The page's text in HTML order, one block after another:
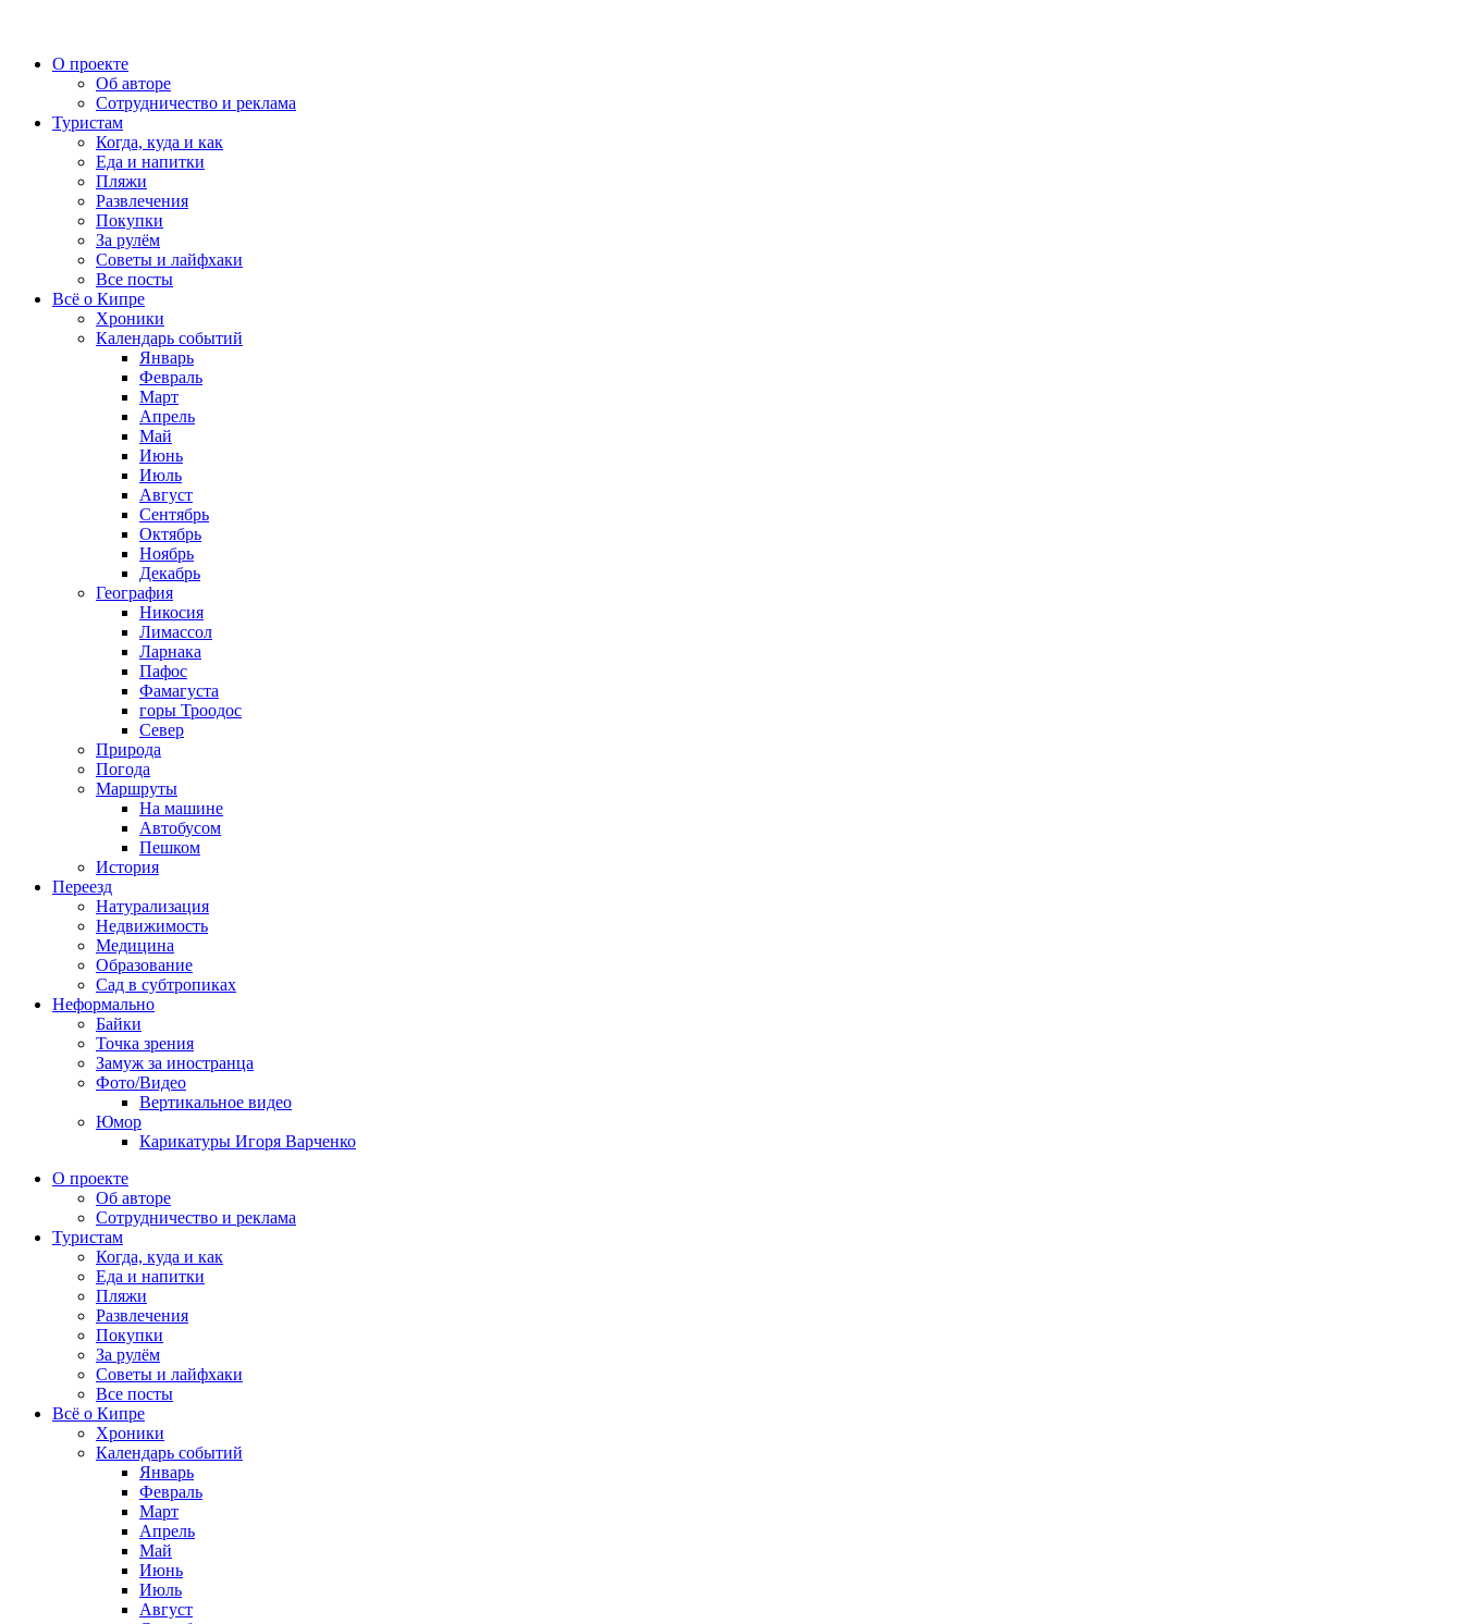
О проекте
Об авторе
Сотрудничество и реклама
Туристам
Когда, куда и как
Еда и напитки
Пляжи
Развлечения
Покупки
За рулём
Советы и лайфхаки
Все посты
Всё о Кипре
Хроники
Календарь событий
Январь
Февраль
Март
Апрель
Май
Июнь
Июль
Август
Сентябрь
Октябрь
Ноябрь
Декабрь
География
Никосия
Лимассол
Ларнака
Пафос
Фамагуста
горы Троодос
Север
Природа
Погода
Маршруты
На машине
Автобусом
Пешком
История
Переезд
Натурализация
Недвижимость
Медицина
Образование
Сад в субтропиках
Неформально
Байки
Точка зрения
Замуж за иностранца
Фото/Видео
Вертикальное видео
Юмор
Карикатуры Игоря Варченко
О проекте
Об авторе
Сотрудничество и реклама
Туристам
Когда, куда и как
Еда и напитки
Пляжи
Развлечения
Покупки
За рулём
Советы и лайфхаки
Все посты
Всё о Кипре
Хроники
Календарь событий
Январь
Февраль
Март
Апрель
Май
Июнь
Июль
Август